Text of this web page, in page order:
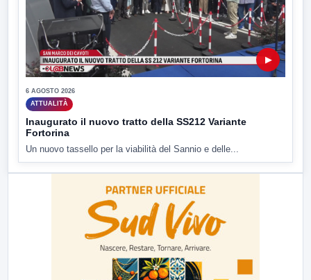
▶
6 AGOSTO 2026
ATTUALITÀ
Inaugurato il nuovo tratto della SS212 Variante
Fortorina
Un nuovo tassello per la viabilità del Sannio e delle...